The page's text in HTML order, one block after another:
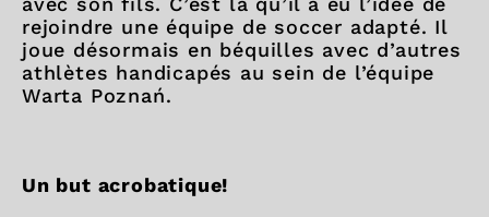
rejoindre une équipe de soccer adapté. Il
joue désormais en béquilles avec d’autres
athlètes handicapés au sein de l’équipe
Warta Poznań.
Un but acrobatique!